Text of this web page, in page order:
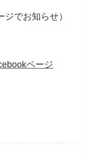
でお知らせ）
ページ